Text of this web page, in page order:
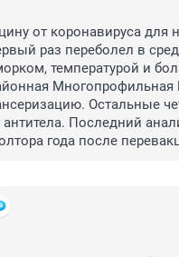
от коронавируса для
раз переболел в
температурой и
Многопрофильная
Остальные
Последний
года после